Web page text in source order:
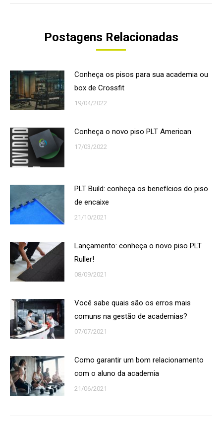
Postagens Relacionadas
Conheça os pisos para sua academia ou
box de Crossfit
19/04/2022
Conheça o novo piso PLT American
17/03/2022
PLT Build: conheça os benefícios do piso
de encaixe
21/10/2021
Lançamento: conheça o novo piso PLT
Ruller!
08/09/2021
Você sabe quais são os erros mais
comuns na gestão de academias?
07/07/2021
Como garantir um bom relacionamento
com o aluno da academia
21/06/2021